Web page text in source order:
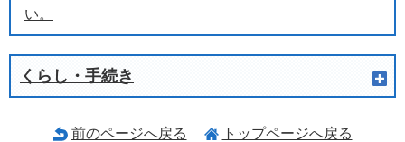
い。
くらし・手続き
前のページへ戻る トップページへ戻る